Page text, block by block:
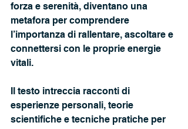
forza e serenità, diventano una
metafora per comprendere
l’importanza di rallentare, ascoltare e
connettersi con le proprie energie
vitali.
Il testo intreccia racconti di
esperienze personali, teorie
scientifiche e tecniche pratiche per